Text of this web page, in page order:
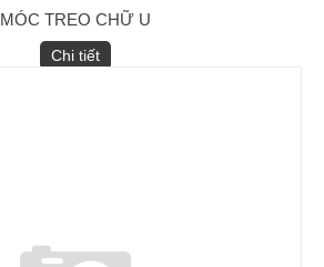
MÓC TREO CHỮ U
Chi tiết